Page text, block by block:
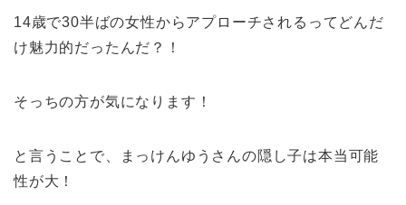
14歳で30半ばの女性からアプローチされるってどんだ
け魅力的だったんだ？！
そっちの方が気になります！
と言うことで、まっけんゆうさんの隠し子は本当可能
性が大！